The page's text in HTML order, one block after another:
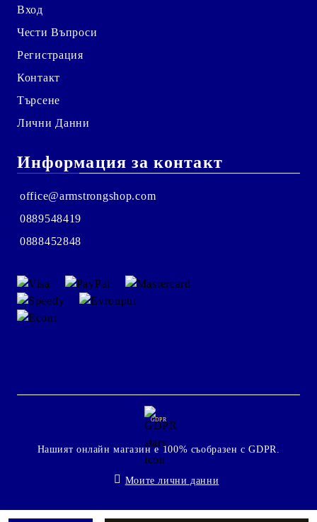
Вход
Чести Въпроси
Регистрация
Контакт
Търсене
Лични Данни
Информация за контакт
office@armstrongshop.com
0889548419
0888452848
GDPR
Нашият онлайн магазин е 100% съобразен с GDPR.
Моите лични данни